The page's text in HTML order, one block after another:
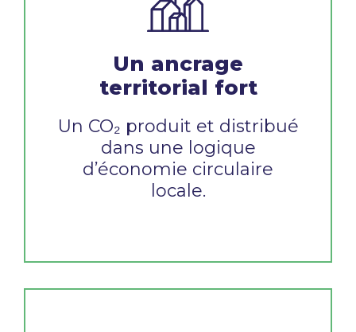
Un ancrage
territorial fort
Un CO₂ produit et distribué
dans une logique
d’économie circulaire
locale.